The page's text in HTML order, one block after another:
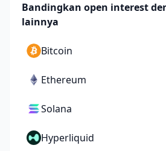
Bandingkan open interest
lainnya
Bitcoin
Ethereum
Solana
Hyperliquid